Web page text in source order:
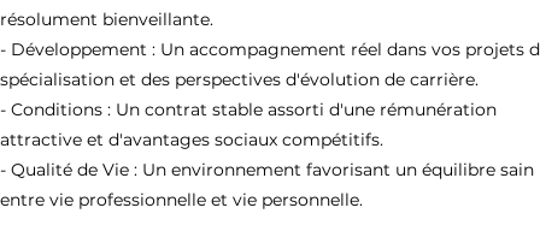
résolument bienveillante.
- Développement : Un accompagnement réel dans vos projets
spécialisation et des perspectives d'évolution de carrière.
- Conditions : Un contrat stable assorti d'une rémunération
attractive et d'avantages sociaux compétitifs.
- Qualité de Vie : Un environnement favorisant un équilibre sain
entre vie professionnelle et vie personnelle.